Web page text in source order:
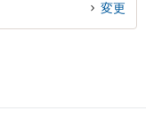
変更